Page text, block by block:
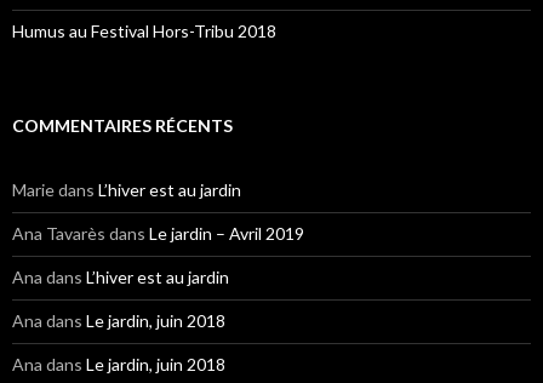
Humus au Festival Hors-Tribu 2018
COMMENTAIRES RÉCENTS
Mariedans L’hiver est au jardin
Ana Tavarès dans Le jardin – Avril 2019
Ana dans L’hiver est au jardin
Ana dans Le jardin, juin 2018
Ana dans Le jardin, juin 2018